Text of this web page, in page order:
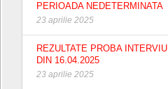
PERIOADA NEDETERMINATA
23 aprilie 2025
REZULTATE PROBA INTERVIU
DIN 16.04.2025
23 aprilie 2025